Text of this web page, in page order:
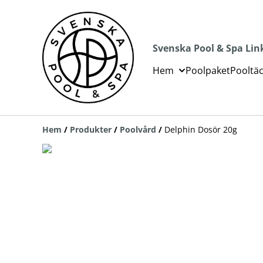
Svenska Pool & Spa
Hem
Poolpaket
Hem / Produkter / Poolvård / Delphin Dosör 20g